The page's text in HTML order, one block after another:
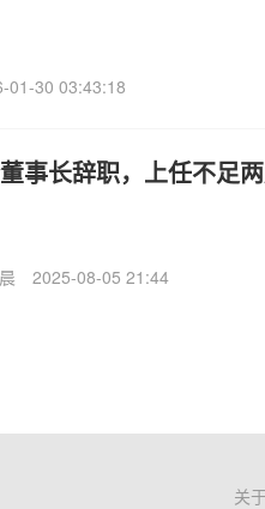
01-30 03:43:18
事长辞职，上任不足
2025-08-05 21:44
关